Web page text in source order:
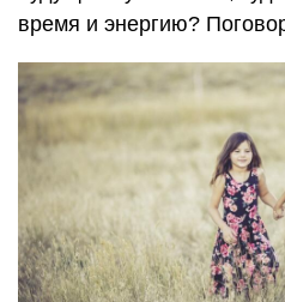
время и энергию?